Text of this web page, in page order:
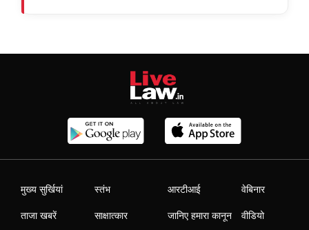
मुख्य सुर्खियां
ताजा खबरें
स्तंभ
साक्षात्कार
आरटीआई
जानिए हमारा कानून
वेबिनार
वीडियो